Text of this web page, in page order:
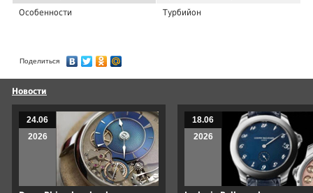
Особенности
Турбийон
Поделиться
Новости
24.06
2026
18.06
2026